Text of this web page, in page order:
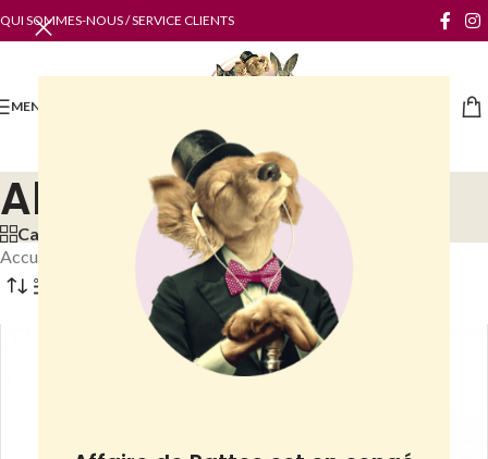
QUI SOMMES-NOUS / SERVICE CLIENTS
MENU
Alimentation bio
Categories
Accueil
Poules/Alimentation/